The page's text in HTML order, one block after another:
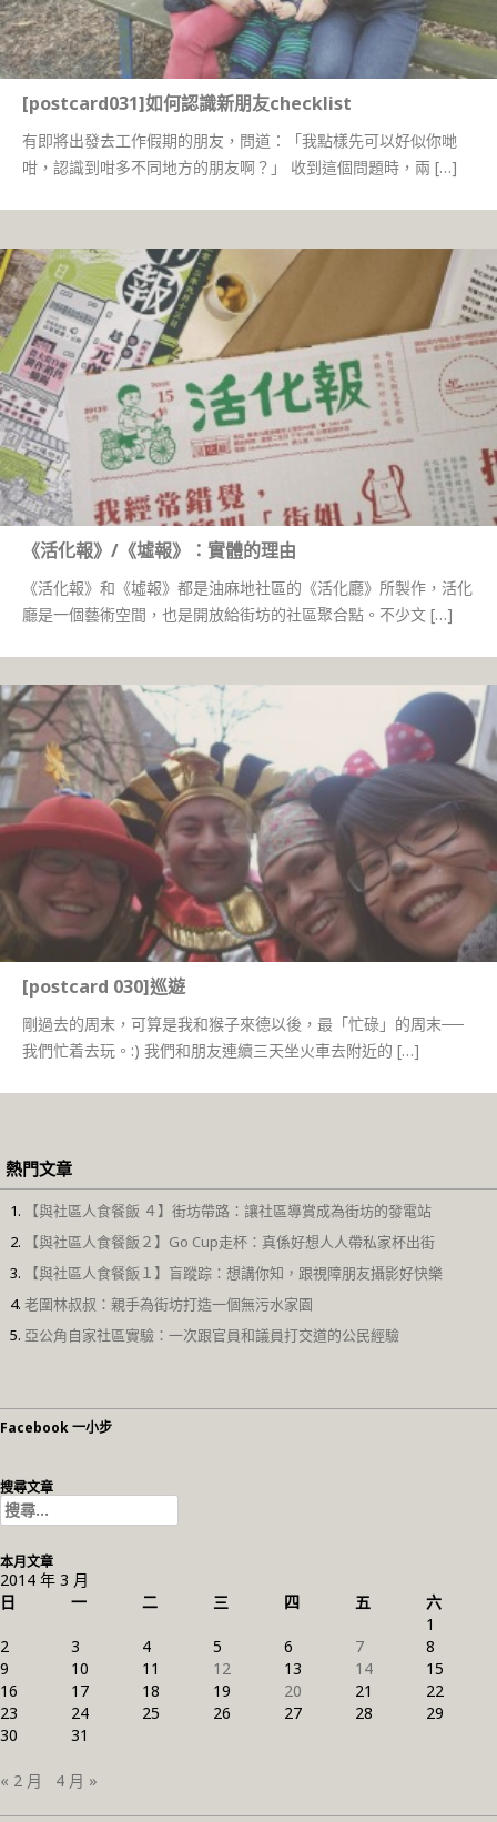
[postcard031]如何認識新朋友checklist
有即將出發去工作假期的朋友，問道：「我點樣先可以好似你哋
咁，認識到咁多不同地方的朋友啊？」 收到這個問題時，兩 […]
《活化報》/《墟報》：實體的理由
《活化報》和《墟報》都是油麻地社區的《活化廳》所製作，活化
廳是一個藝術空間，也是開放給街坊的社區聚合點。不少文 […]
[postcard 030]巡遊
剛過去的周末，可算是我和猴子來德以後，最「忙碌」的周末──
我們忙着去玩。:) 我們和朋友連續三天坐火車去附近的 […]
熱門文章
【與社區人食餐飯 ４】街坊帶路：讓社區導賞成為街坊的發電站
【與社區人食餐飯２】Go Cup走杯：真係好想人人帶私家杯出街
【與社區人食餐飯１】盲蹤踪：想講你知，跟視障朋友攝影好快樂
老圍林叔叔：親手為街坊打造一個無污水家園
亞公角自家社區實驗：一次跟官員和議員打交道的公民經驗
Facebook 一小步
搜尋文章
搜
尋
關
鍵
字:
本月文章
2014 年 3 月
日
一 二 三 四 五
六
1
2
3 4 5 6 7
8
9
10 11 12 13 14
15
16
17 18 19 20 21
22
23
24 25 26 27 28
29
30
31
« 2 月 4 月 »